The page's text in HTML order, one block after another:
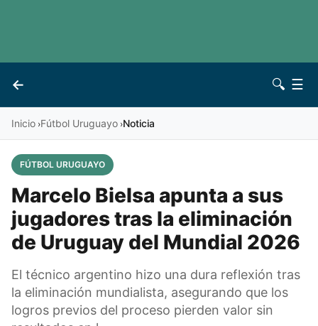
←
Vives 🔍 ☰
Inicio ›Fútbol Uruguayo ›Noticia
FÚTBOL URUGUAYO
Marcelo Bielsa apunta a sus
jugadores tras la eliminación
de Uruguay del Mundial 2026
El técnico argentino hizo una dura reflexión tras
la eliminación mundialista, asegurando que los
logros previos del proceso pierden valor sin